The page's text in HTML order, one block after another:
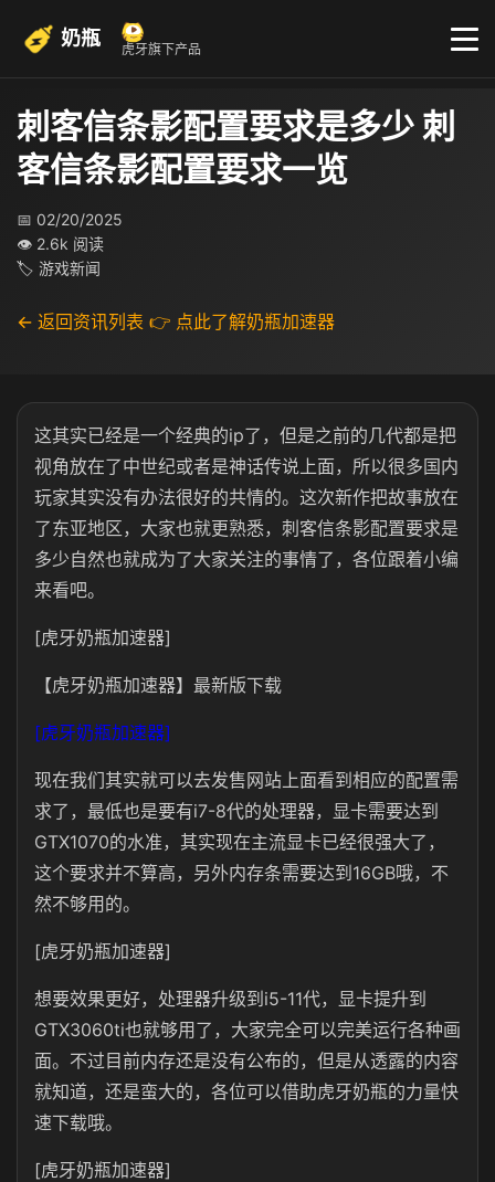
奶瓶 虎牙旗下产品
刺客信条影配置要求是多少 刺
客信条影配置要求一览
📅 02/20/2025
👁 2.6k 阅读
🏷 游戏新闻
← 返回资讯列表 👉 点此了解奶瓶加速器
这其实已经是一个经典的ip了，但是之前的几代都是把
视角放在了中世纪或者是神话传说上面，所以很多国内
玩家其实没有办法很好的共情的。这次新作把故事放在
了东亚地区，大家也就更熟悉，刺客信条影配置要求是
多少自然也就成为了大家关注的事情了，各位跟着小编
来看吧。
[虎牙奶瓶加速器]
【虎牙奶瓶加速器】最新版下载
[虎牙奶瓶加速器]
现在我们其实就可以去发售网站上面看到相应的配置需
求了，最低也是要有i7-8代的处理器，显卡需要达到
GTX1070的水准，其实现在主流显卡已经很强大了，
这个要求并不算高，另外内存条需要达到16GB哦，不
然不够用的。
[虎牙奶瓶加速器]
想要效果更好，处理器升级到i5-11代，显卡提升到
GTX3060ti也就够用了，大家完全可以完美运行各种画
面。不过目前内存还是没有公布的，但是从透露的内容
就知道，还是蛮大的，各位可以借助虎牙奶瓶的力量快
速下载哦。
[虎牙奶瓶加速器]